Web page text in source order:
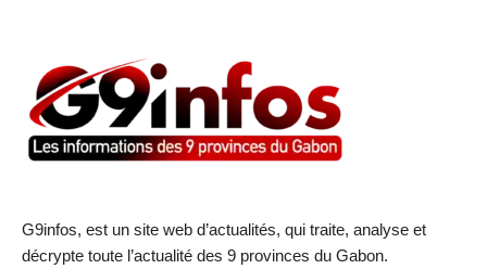
G9infos, est un site web d’actualités, qui traite, analyse et
décrypte toute l’actualité des 9 provinces du Gabon.